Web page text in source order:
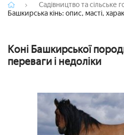
Садівництво та сільське
Башкирська кінь: опис, масті,
Коні Башкирської
переваги і недоліки